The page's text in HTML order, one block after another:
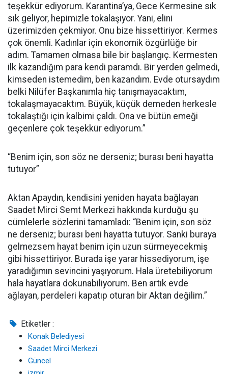
teşekkür ediyorum. Karantina’ya, Gece Kermesine sık
sık geliyor, hepimizle tokalaşıyor. Yani, elini
üzerimizden çekmiyor. Onu bize hissettiriyor. Kermes
çok önemli. Kadınlar için ekonomik özgürlüğe bir
adım. Tamamen olmasa bile bir başlangıç. Kermesten
ilk kazandığım para kendi paramdı. Bir yerden gelmedi,
kimseden istemedim, ben kazandım. Evde otursaydım
belki Nilüfer Başkanımla hiç tanışmayacaktım,
tokalaşmayacaktım. Büyük, küçük demeden herkesle
tokalaştığı için kalbimi çaldı. Ona ve bütün emeği
geçenlere çok teşekkür ediyorum.”
“Benim için, son söz ne derseniz; burası beni hayatta
tutuyor”
Aktan Apaydın, kendisini yeniden hayata bağlayan
Saadet Mirci Semt Merkezi hakkında kurduğu şu
cümlelerle sözlerini tamamladı: “Benim için, son söz
ne derseniz; burası beni hayatta tutuyor. Sanki buraya
gelmezsem hayat benim için uzun sürmeyecekmiş
gibi hissettiriyor. Burada işe yarar hissediyorum, işe
yaradığımın sevincini yaşıyorum. Hala üretebiliyorum
hala hayatlara dokunabiliyorum. Ben artık evde
ağlayan, perdeleri kapatıp oturan bir Aktan değilim.”
Etiketler :
Konak Belediyesi
Saadet Mirci Merkezi
Güncel